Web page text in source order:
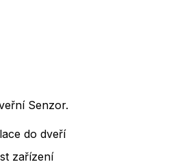
Senzor.
do dveří
zařízení